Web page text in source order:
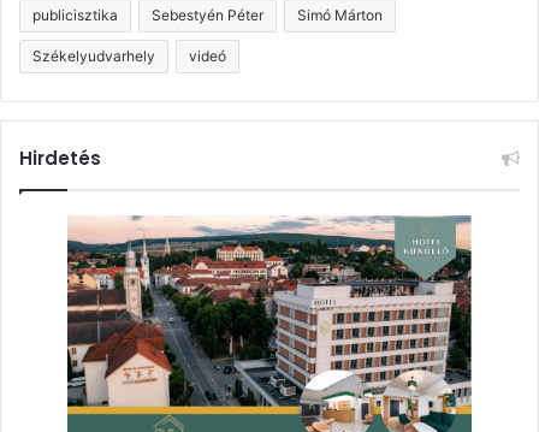
publicisztika Sebestyén Péter Simó Márton
Székelyudvarhely videó
Hirdetés